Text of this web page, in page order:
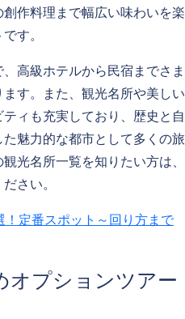
作料理まで幅広い味わいを楽
す。
高級ホテルから民宿までさま
す。また、観光名所や美しい
ィも充実しており、歴史と自
魅力的な都市として多くの旅
光名所一覧を知りたい方は、
さい。
定番スポット～回り方まで
オプションツアー